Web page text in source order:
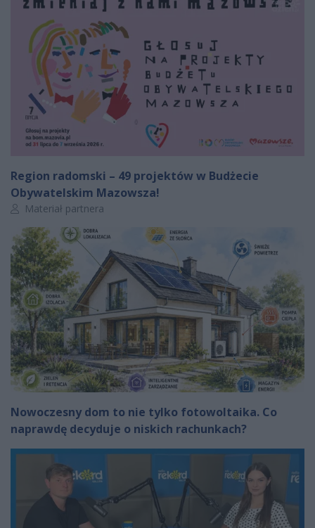
Region radomski – 49 projektów w Budżecie
Obywatelskim Mazowsza!
Autor artykułu:
Materiał partnera
Nowoczesny dom to nie tylko fotowoltaika. Co
naprawdę decyduje o niskich rachunkach?